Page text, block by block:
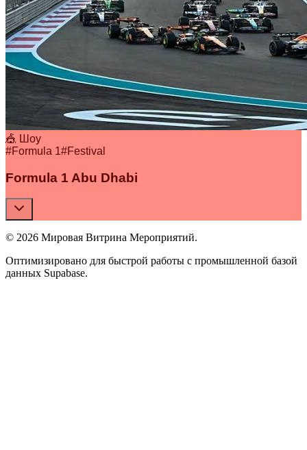
🎪 Шоу
#Formula 1#Festival
Formula 1 Abu Dhabi
© 2026 Мировая Витрина Мероприятий.
Оптимизировано для быстрой работы с промышленной базой
данных Supabase.